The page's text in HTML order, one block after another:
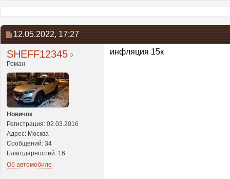
12.05.2022, 17:27
SHEFF12345
Роман
Новичок
Регистрация: 02.03.2016
Адрес: Москва
Сообщений: 34
Благодарностей: 16
Об автомобиле
инфляция 15к